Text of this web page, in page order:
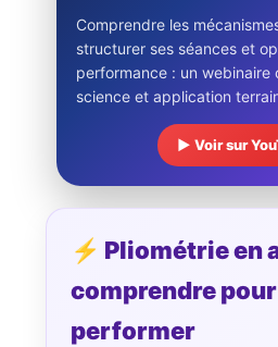
Comprendre les
structurer ses séances et
performance : un webinaire
science et application
▶ Voir sur
⚡ Pliométrie en
comprendre
performer